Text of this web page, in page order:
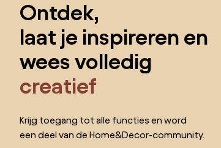
Ontdek,
laat je inspireren en
wees volledig
creatief
Krijg toegang tot alle functies en word
een deel van de Home&Decor-community.